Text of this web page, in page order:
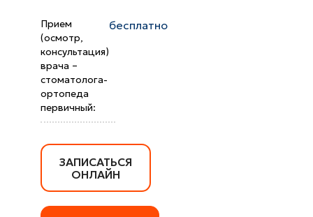
Прием
(осмотр,
консультация)
врача –
стоматолога-
ортопеда
первичный:
бесплатно
ЗАПИСАТЬСЯ
ОНЛАЙН